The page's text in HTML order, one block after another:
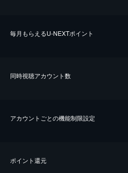
毎⽉もらえるU-NEXTポイント
同時視聴アカウント数
アカウントごとの機能制限設定
ポイント還元